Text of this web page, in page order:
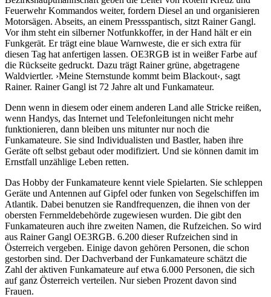
Feuerwehr Kommandos weiter, fordern Diesel an und organisieren
Motorsägen. Abseits, an einem Pressspantisch, sitzt Rainer Gangl.
Vor ihm steht ein silberner Notfunkkoffer, in der Hand hält er ein
Funkgerät. Er trägt eine blaue Warnweste, die er sich extra für
diesen Tag hat anfertigen lassen. OE3RGB ist in weißer Farbe auf
die Rückseite gedruckt. Dazu trägt Rainer grüne, abgetragene
Waldviertler. ›Meine Sternstunde kommt beim Blackout‹, sagt
Rainer. Rainer Gangl ist 72 Jahre alt und Funkamateur.
Denn wenn in diesem oder einem anderen Land alle Stricke reißen,
wenn Handys, das Internet und Telefonleitungen nicht mehr
funktionieren, dann bleiben uns mitunter nur noch die
Funkamateure. Sie sind Individualisten und Bastler, haben ihre
Geräte oft selbst gebaut oder modifiziert. Und sie können damit im
Ernstfall unzählige Leben retten.
Das Hobby der Funkamateure kennt viele Spielarten. Sie schleppen
Geräte und Antennen auf Gipfel oder funken von Segelschiffen im
Atlantik. Dabei benutzen sie Randfrequenzen, die ihnen von der
obersten Fernmeldebehörde zugewiesen wurden. Die gibt den
Funkamateuren auch ihre zweiten Namen, die Rufzeichen. So wird
aus Rainer Gangl OE3RGB. 6.200 dieser Rufzeichen sind in
Österreich vergeben. Einige davon gehören Personen, die schon
gestorben sind. Der Dachverband der Funkamateure schätzt die
Zahl der aktiven Funkamateure auf etwa 6.000 Personen, die sich
auf ganz Österreich verteilen. Nur sieben Prozent davon sind
Frauen.